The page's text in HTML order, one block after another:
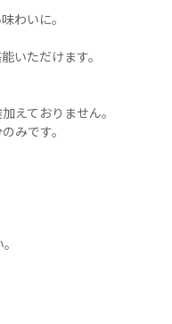
わいに。
いただけます。
えておりません。
みです。